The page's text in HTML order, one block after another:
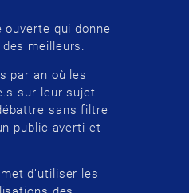
ouverte qui donne
meilleurs.
par an où les
sur leur sujet
sans filtre
public averti et
d’utiliser les